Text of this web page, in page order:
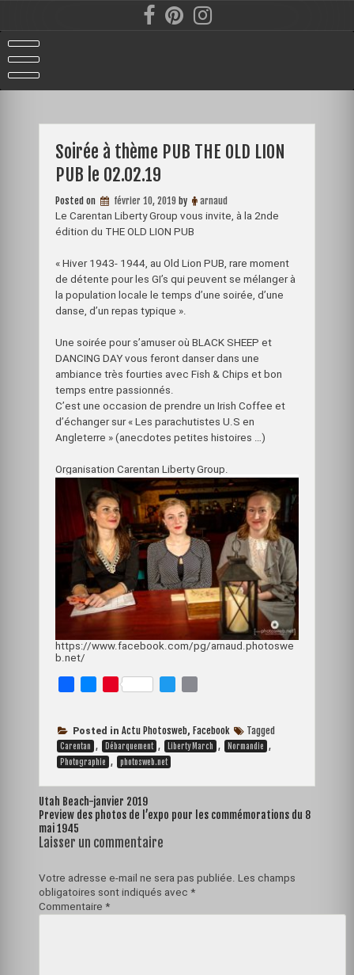
content
Soirée à thème PUB THE OLD LION
PUB le 02.02.19
Posted on février 10, 2019 by
arnaud
Le Carentan Liberty Group vous invite, à la 2nde
édition du THE OLD LION PUB
« Hiver 1943- 1944, au Old Lion PUB, rare moment
de détente pour les GI’s qui peuvent se mélanger à
la population locale le temps d’une soirée, d’une
danse, d’un repas typique ».
Une soirée pour s’amuser où BLACK SHEEP et
DANCING DAY vous feront danser dans une
ambiance très fourties avec Fish & Chips et bon
temps entre passionnés.
C’est une occasion de prendre un Irish Coffee et
d’échanger sur « Les parachutistes U.S en
Angleterre » (anecdotes petites histoires …)
Organisation Carentan Liberty Group.
https://www.facebook.com/pg/arnaud.photoswe
b.net/
e
b
o
k
s
e
n
e
r
P
t
e
r
s
t
t
t
i
l
Posted inActu Photosweb, Facebook Tagged
Carentan , Débarquement , Liberty March , Normandie ,
Photographie , photosweb.net
Navigation
de
l’article
Utah Beach-janvier 2019
Preview des photos de l’expo pour les commémorations du 8
mai 1945
Laisser un commentaire
Votre adresse e-mail ne sera pas publiée. Les champs
obligatoires sont indiqués avec*
Commentaire*